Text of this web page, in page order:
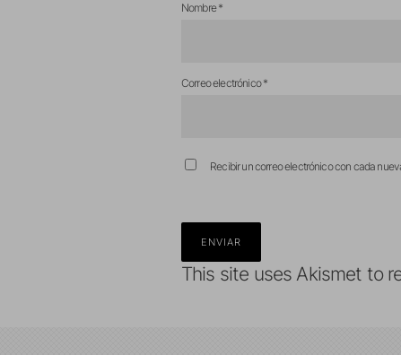
Nombre*
Correo electrónico*
Recibir un correo electrónico con cada
This site uses Akismet to